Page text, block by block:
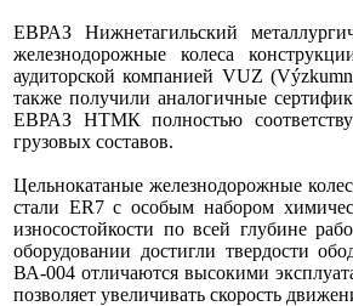
ЕВРАЗ Нижнетагильский
железнодорожные колеса
аудиторской компанией VUZ
также получили аналогичные
ЕВРАЗ НТМК полностью
грузовых составов.
Цельнокатаные железнодорожные
стали ЕR7 с особым набором
износостойкости по всей глубине
оборудовании достигли твердости
ВА-004 отличаются высокими
позволяет увеличивать скорость